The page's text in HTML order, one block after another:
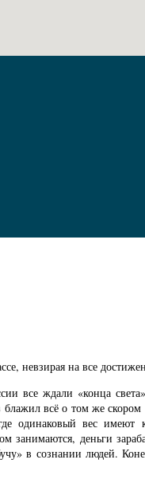
невзирая на все
все ждали «конца
всё о том же
одинаковый вес
занимаются, деньги
в сознании людей.